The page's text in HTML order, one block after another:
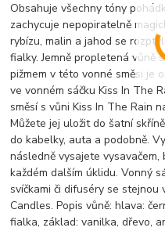
Obsahuje všechny tóny
zachycuje nepopiratelně
rybízu, malin a jahod se
fialky. Jemně propletená vůně
pižmem v této vonné směsi je
ve vonném sáčku Kiss In The
směsí s vůni Kiss In The Rain
Můžete jej uložit do šatní
do kabelky, auta a podobně.
následně vysajete
každém dalším úklidu. Vonný
svíčkami či difuséry se
Candles. Popis vůně: hlava:
fialka, základ: vanilka, dřevo,